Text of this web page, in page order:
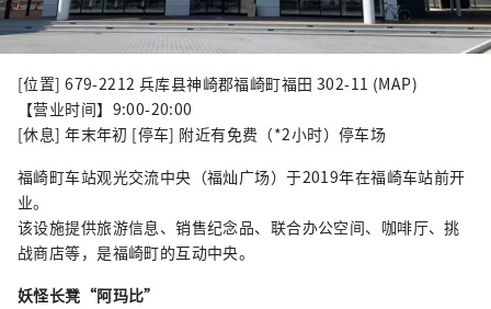
[位置] 679-2212 兵库县神崎郡福崎町福田 302-11 (MAP)
【营业时间】9:00-20:00
[休息] 年末年初 [停车] 附近有免费（*2小时）停车场
福崎町车站观光交流中央（福灿广场）于2019年在福崎车站前开
业。
该设施提供旅游信息、销售纪念品、联合办公空间、咖啡厅、挑
战商店等，是福崎町的互动中央。
妖怪长凳“阿玛比”